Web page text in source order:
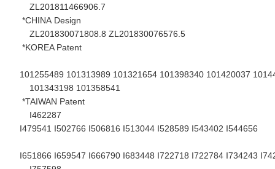
ZL201811466906.7
*CHINA Design
ZL201830071808.8 ZL201830076576.5
*KOREA Patent
101255489 101313989 101321654 101398340 101420037
101343198 101358541
*TAIWAN Patent
I462287
I479541 I502766 I506816 I513044 I528589 I543402 I544656
I651866 I659547 I666790 I683448 I722718 I722784 I734243